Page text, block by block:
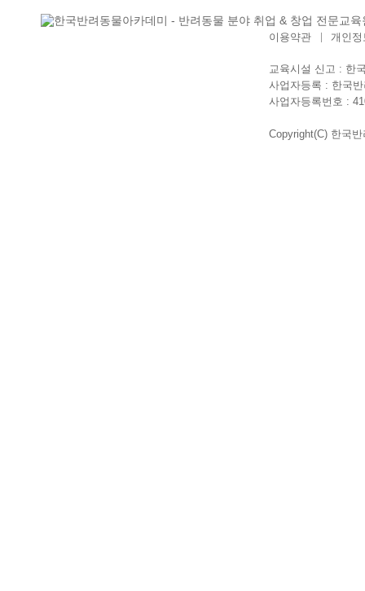
이용약관 개인
교육시설 신고 : 한
사업자등록 : 한국
사업자등록번호 :
Copyright(C) 한국